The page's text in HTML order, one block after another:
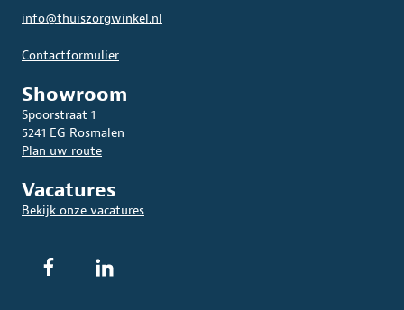
info@thuiszorgwinkel.nl
Contactformulier
Showroom
Spoorstraat 1
5241 EG Rosmalen
Plan uw route
Vacatures
Bekijk onze vacatures